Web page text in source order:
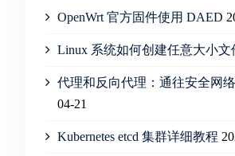
OpenWrt 官方固件使用 DAED
Linux 系统如何创建任意大小文
代理和反向代理：通往安全网
04-21
Kubernetes etcd 集群详细教程